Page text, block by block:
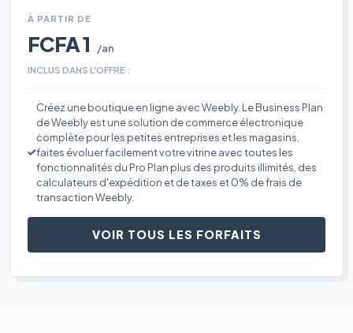
À PARTIR DE
FCFA 1 /an
INCLUS DANS L'OFFRE :
Créez une boutique en ligne avec Weebly. Le Business Plan
de Weebly est une solution de commerce électronique
complète pour les petites entreprises et les magasins,
faites évoluer facilement votre vitrine avec toutes les
fonctionnalités du Pro Plan plus des produits illimités, des
calculateurs d'expédition et de taxes et 0% de frais de
transaction Weebly.
VOIR TOUS LES FORFAITS